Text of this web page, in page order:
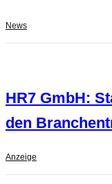
News
HR7 GmbH:
den
Anzeige